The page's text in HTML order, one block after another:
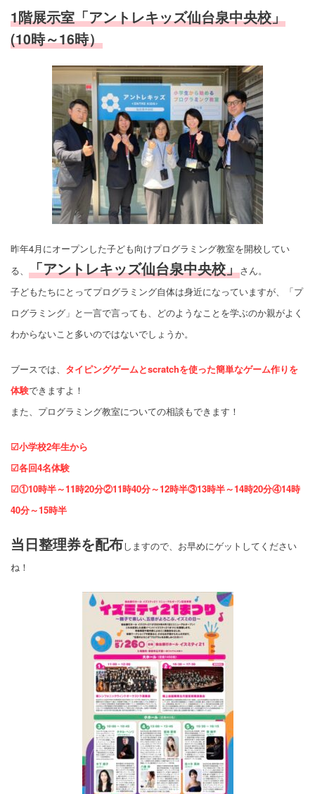
1階展示室「アントレキッズ仙台泉中央校」
(10時～16時）
昨年4月にオープンした子ども向けプログラミング教室を開校してい
る、 「アントレキッズ仙台泉中央校」さん。
子どもたちにとってプログラミング自体は身近になっていますが、「プ
ログラミング」と一言で言っても、どのようなことを学ぶのか親がよく
わからないこと多いのではないでしょうか。
ブースでは、 タイピングゲームとscratchを使った簡単なゲーム作りを
体験できますよ！
また、プログラミング教室についての相談もできます！
☑小学校2年生から
☑各回4名体験
☑①10時半～11時20分②11時40分～12時半③13時半～14時20分④14時
40分～15時半
当日整理券を配布しますので、お早めにゲットしてください
ね！